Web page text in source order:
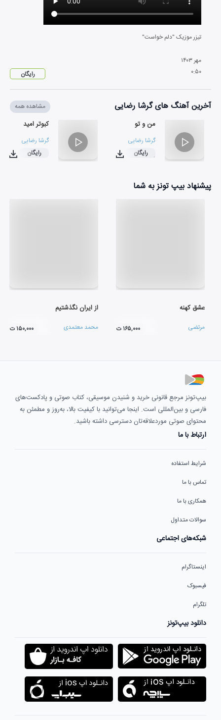
تیزر موزیک "دلم خواست"
مهر ۱۴۰۳
۰:۵۰ رایگان
آخرین آهنگ های گرشا رضایی مشاهده همه
من و تو
گرشا رضایی
۰۲:۳۵
رایگان
کبوتر امید
گرشا رضایی
۰۳:۳۲
رایگان
پیشنهاد بیپ تونز به شما
عشق کهنه
مرتضی ۱۶۵,۰۰۰ ت
از ایران نگذشتیم
محمد معتمدی ۱۵۰,۰۰۰ ت
بیپ‌تونز مرجع قانونی خرید و شنیدن موسیقی، کتاب صوتی و پادکست‌های
فارسی و بین‌المللی است. اینجا می‌توانید با کیفیت بالا، به‌روز و مطمئن به
محتوای صوتی موردعلاقه‌تان دسترسی داشته باشید.
ارتباط با ما
شرایط استفاده
تماس با ما
همکاری با ما
سوالات متداول
شبکه‌های اجتماعی
اینستاگرام
فیسبوک
تلگرام
دانلود بیپ‌تونز